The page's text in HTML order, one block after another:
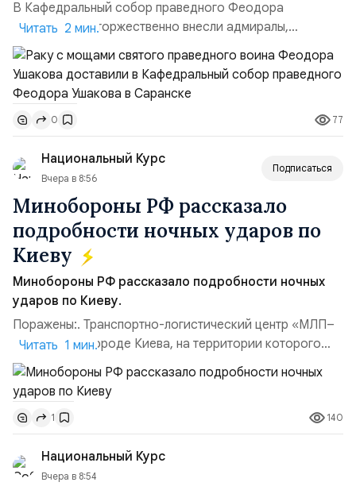
В Кафедральный собор праведного Феодора
Ушакова раку торжественно внесли адмиралы,
участвовавшие в канонизации святого праведного
воина Феодора Ушакова 25 лет назад:Адмирал
Владимир Прокофьевич Валуев, командующий
Балтийским флотом ВМФ России (2001–2006
гг.);Адмирал Владимир Петрович Комоедов,
командующий Черноморским флотом ВМФ России
(1998–2002 г...
Читать 2 мин.
0 77
Национальный Курс
Вчера в 8:56
Подписаться
Минобороны РФ рассказало
подробности ночных ударов по
Киеву
Минобороны РФ рассказало подробности ночных
ударов по Киеву.
Поражены:. Транспортно-логистический центр «МЛП–
Чайка» в пригороде Киева, на территории которого
осуществлялось хранение, сборка а также запуск с
прилегающего полевого аэродром «Чайка»
дальнобойных БПЛА ВСУ; Складские помещения
«Транс-Логистик» в Оболонском районе г. Киев,
использовавшиеся для хранения военного
имущества ВСУ; Сортировочны...
Читать 1 мин.
1 140
Национальный Курс
Вчера в 8:54